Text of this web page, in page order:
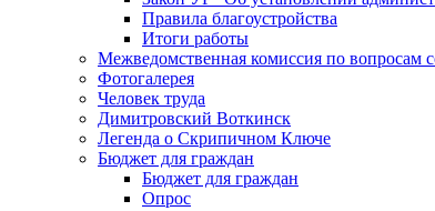
Правила благоустройства
Итоги работы
Межведомственная комиссия по вопросам
Фотогалерея
Человек труда
Димитровский Воткинск
Легенда о Скрипичном Ключе
Бюджет для граждан
Бюджет для граждан
Опрос